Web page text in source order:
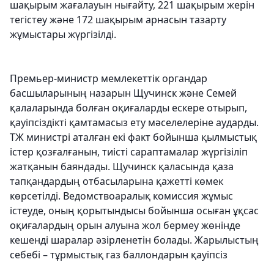
шақырым жағалауын нығайту, 221 шақырым жерін
тегістеу және 172 шақырым арнасын тазарту
жұмыстары жүргізілді.
Премьер-министр мемлекеттік органдар
басшыларының назарын Щучинск және Семей
қалаларында болған оқиғаларды ескере отырып,
қауіпсіздікті қамтамасыз ету мәселелеріне аударды.
ТЖ министрі аталған екі факт бойынша қылмыстық
істер қозғалғанын, тиісті сараптамалар жүргізіліп
жатқанын баяндады. Щучинск қаласында қаза
тапқандардың отбасыларына қажетті көмек
көрсетілді. Ведомствоаралық комиссия жұмыс
істеуде, оның қорытындысы бойынша осыған ұқсас
оқиғалардың орын алуына жол бермеу жөнінде
кешенді шаралар әзірленетін болады. Жарылыстың
себебі – тұрмыстық газ баллондарын қауіпсіз